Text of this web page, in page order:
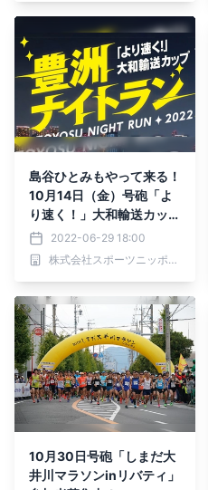
島谷ひとみもやって来る！
10月14日（金）号砲「よ
り速く！」大和輸送カップ
豊洲ナイトラン参加者募集
2022-06-29 18:00
株式会社スポーツニッポン新聞社
10月30日号砲「しまだ大
井川マラソンinリバティ」